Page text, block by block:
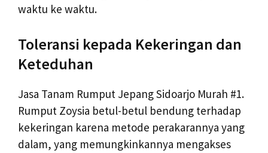
waktu ke waktu.
Toleransi kepada Kekeringan dan
Keteduhan
Jasa Tanam Rumput Jepang Sidoarjo Murah #1.
Rumput Zoysia betul-betul bendung terhadap
kekeringan karena metode perakarannya yang
dalam, yang memungkinkannya mengakses